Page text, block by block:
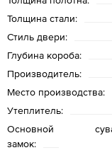
Толщина стали:
Стиль двери:
Глубина короба:
Производитель:
Место производства:
Утеплитель:
Основной
замок: